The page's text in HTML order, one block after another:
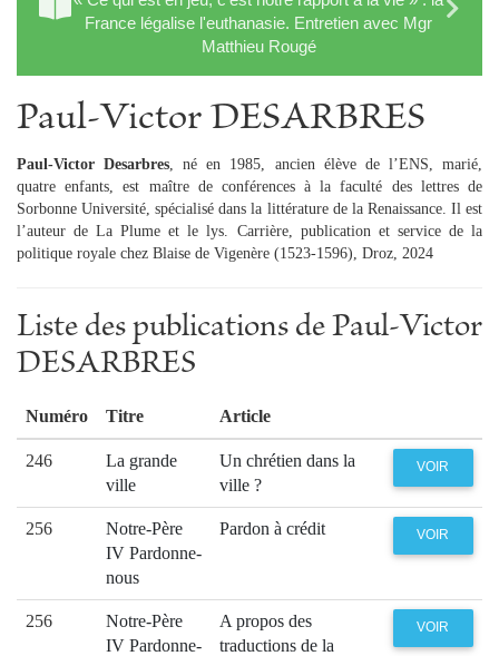
France légalise l'euthanasie. Entretien avec Mgr
Matthieu Rougé
Paul‑Victor DESARBRES
Paul-Victor Desarbres , né en 1985, ancien élève de l’ENS, marié,
quatre enfants, est maître de conférences à la faculté des lettres de
Sorbonne Université, spécialisé dans la littérature de la Renaissance. Il est
l’auteur de La Plume et le lys. Carrière, publication et service de la
politique royale chez Blaise de Vigenère (1523-1596), Droz, 2024
Liste des publications de Paul‑Victor
DESARBRES
Numéro Titre Article
246
La grande
ville
Un chrétien dans la
ville ?
VOIR
256
Notre-Père
IV Pardonne-
nous
Pardon à crédit VOIR
256
Notre-Père
IV Pardonne-
A propos des
traductions de la
VOIR